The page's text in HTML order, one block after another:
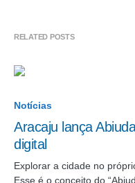
RELATED POSTS
Notícias
Aracaju lança
digital
Explorar a cidade no
Esse é o conceito do